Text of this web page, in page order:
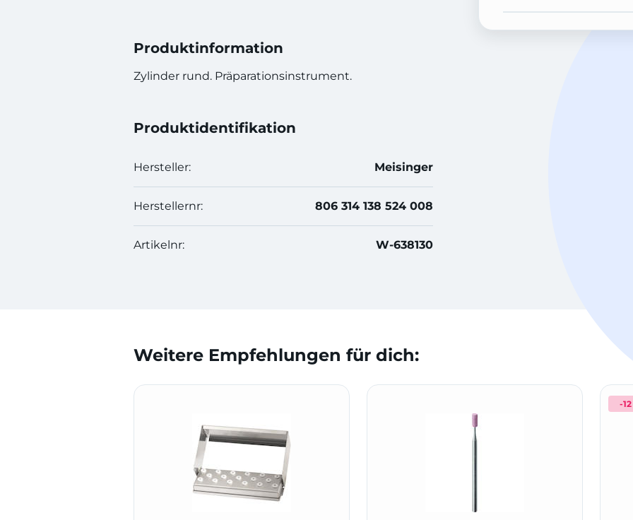
Produktinformation
Zylinder rund. Präparationsinstrument.
Produktidentifikation
Hersteller: Meisinger
Herstellernr: 806 314 138 524 008
Artikelnr: W-638130
Weitere Empfehlungen für dich:
-